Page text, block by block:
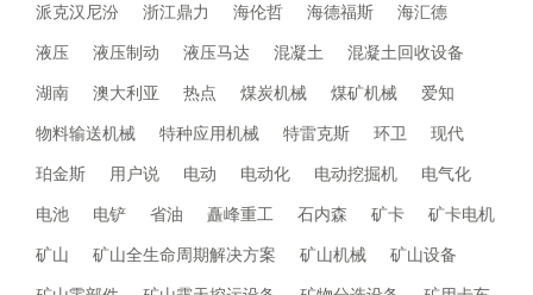
派克汉尼汾
浙江鼎力 海伦哲 海德福斯
海汇德
液压
液压制动 液压马达 混凝土
混凝土回收设备
湖南
澳大利亚 热点 煤炭机械 煤矿机械
爱知
物料输送机械
特种应用机械 特雷克斯 环卫
现代
珀金斯
用户说 电动 电动化 电动挖掘机
电气化
电池
电铲 省油 矗峰重工 石内森 矿卡
矿卡电机
矿山
矿山全生命周期解决方案 矿山机械
矿山设备